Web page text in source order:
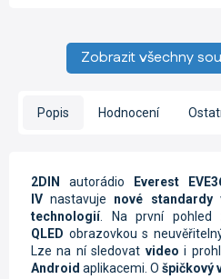
Zobrazit všechny
Popis Hodnocení
2DIN autorádio Everest
IVnastavuje nové standardy
technologií. Na první pohled
QLED obrazovkou s
Lze na ní sledovat video i
Android aplikacemi. O špičkový